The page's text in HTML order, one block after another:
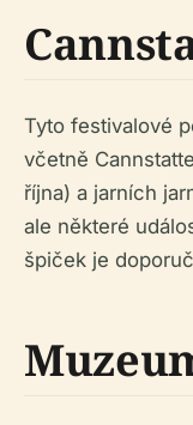
Tyto festivalové
včetně
října) a jarních
ale některé
špiček je